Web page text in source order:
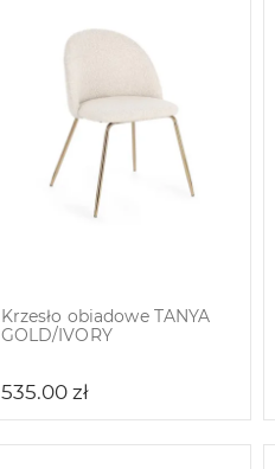
Krzesło obiadowe TANYA
GOLD/IVORY
535.00 zł